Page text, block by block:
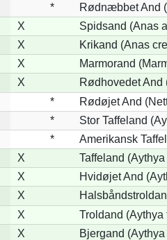
*
Rødnæbbet And
X
Spidsand (Anas
X
Krikand (Anas
X Marmorand
X Rødhovedet And
*
Rødøjet And
*
Stor Taffeland
*
Amerikansk
X
Taffeland
X Hvidøjet And
X
X
Troldand (Aythya
X
Bjergand